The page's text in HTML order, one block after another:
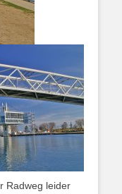
Radweg leider